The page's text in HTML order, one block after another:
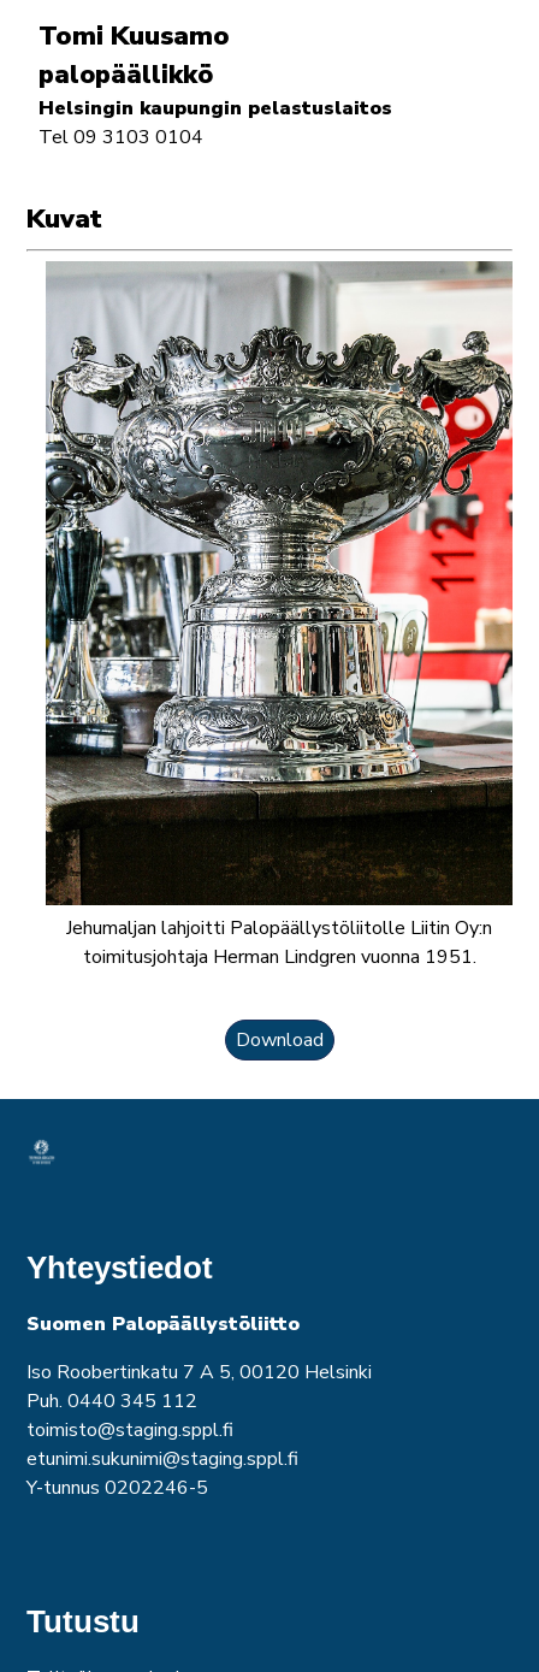
Tomi Kuusamo
palopäällikkö
Helsingin kaupungin pelastuslaitos
Tel 09 3103 0104
Kuvat
Jehumaljan lahjoitti Palopäällystöliitolle Liitin Oy:n
toimitusjohtaja Herman Lindgren vuonna 1951.
Download
Yhteystiedot
Suomen Palopäällystöliitto
Iso Roobertinkatu 7 A 5, 00120 Helsinki
Puh. 0440 345 112
toimisto@staging.sppl.fi
etunimi.sukunimi@staging.sppl.fi
Y-tunnus 0202246-5
Tutustu